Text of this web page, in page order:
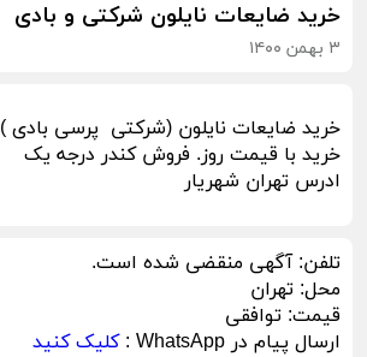
خرید ضایعات نایلون شرکتی و بادی
۳ بهمن ۱۴۰۰
خرید ضایعات نایلون (شرکتی پرسی بادی )
خرید با قیمت روز. فروش کندر درجه یک
ادرس تهران شهریار
تلفن:آگهی منقضی شده است.
محل: تهران
قیمت: توافقی
ارسال پیام در WhatsApp :
کلیک کنید